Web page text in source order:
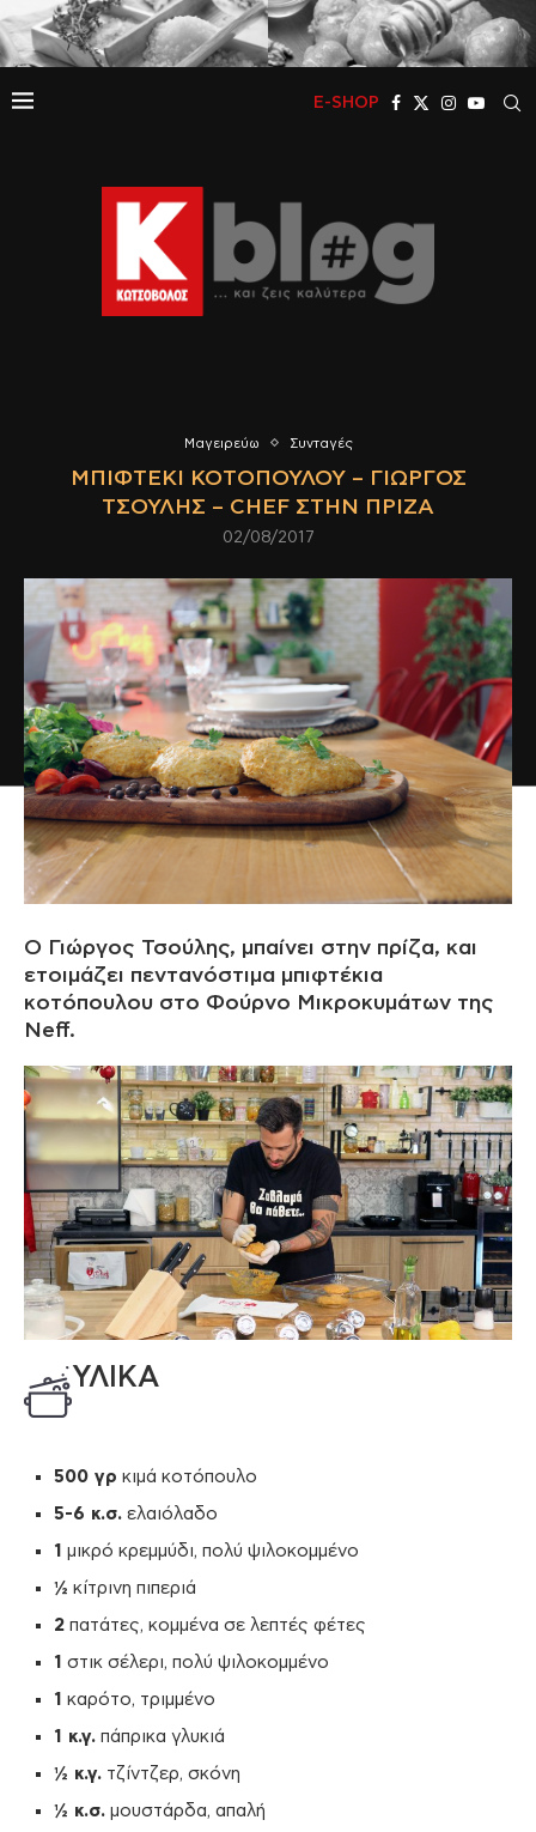
E-SHOP
Μαγειρεύω Συνταγές
ΜΠΙΦΤΈΚΙ ΚΟΤΌΠΟΥΛΟΥ – ΓΙΏΡΓΟΣ
ΤΣΟΎΛΗΣ – CHEF ΣΤΗΝ ΠΡΊΖΑ
02/08/2017
O Γιώργος Τσούλης, μπαίνει στην πρίζα, και
ετοιμάζει πεντανόστιμα μπιφτέκια
κοτόπουλου στο Φούρνο Μικροκυμάτων της
Neff.
ΥΛΙΚΑ
500 γρ κιμά κοτόπουλο
5-6 κ.σ. ελαιόλαδο
1 μικρό κρεμμύδι, πολύ ψιλοκομμένο
½ κίτρινη πιπεριά
2 πατάτες, κομμένα σε λεπτές φέτες
1 στικ σέλερι, πολύ ψιλοκομμένο
1 καρότο, τριμμένο
1 κ.γ. πάπρικα γλυκιά
½ κ.γ. τζίντζερ, σκόνη
½ κ.σ. μουστάρδα, απαλή